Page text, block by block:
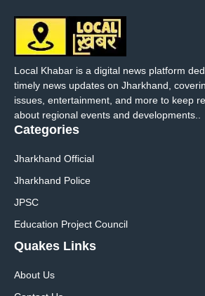
Local Khabar is a digital news platform
timely news updates on Jharkhand,
issues, entertainment, and more to keep
about regional events and developments..
Categories
Jharkhand Official
Jharkhand Police
JPSC
Education Project Council
Quakes Links
About Us